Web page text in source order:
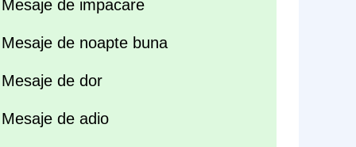
Mesaje de impacare
Mesaje de noapte buna
Mesaje de dor
Mesaje de adio